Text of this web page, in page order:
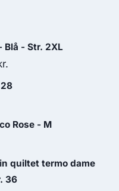
Blå - Str. 2XL
price
Rose - M
quiltet termo dame
36